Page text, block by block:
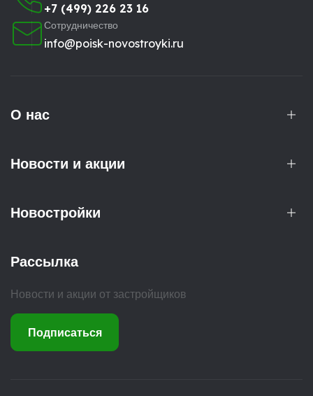
+7 (499) 226 23 16
Сотрудничество
info@poisk-novostroyki.ru
О нас
Новости и акции
Новостройки
Рассылка
Новости и акции от застройщиков
Подписаться